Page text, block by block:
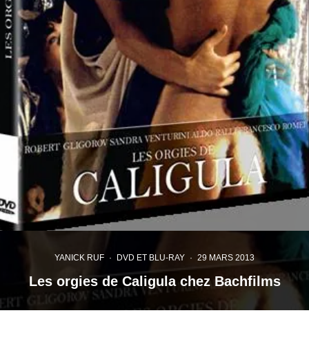
YANICK RUF · DVD ET BLU-RAY · 29 MARS 2013
Les orgies de Caligula chez Bachfilms